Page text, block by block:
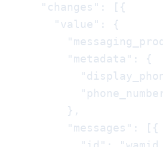
    "changes": [{
      "value": {
        "metadata": {
        },
        "messages": [{